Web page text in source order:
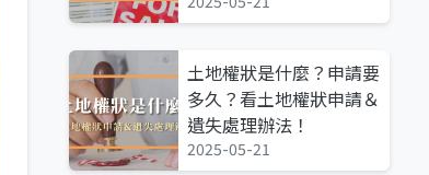
土地權狀是什麼？申請要
多久？看土地權狀申請＆
遺失處理辦法！
2025-05-21